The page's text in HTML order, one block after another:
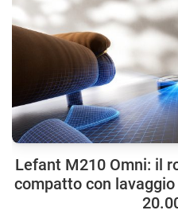
Lefant M210 Omni: il
compatto con